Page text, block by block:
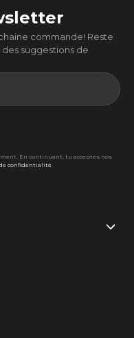
commande! Reste
suggestions de
En continuant, tu acceptes nos
confidentialité.